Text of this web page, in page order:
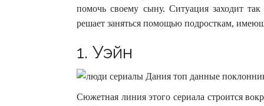
помочь своему сыну. Ситуация заходит
решает заняться помощью подросткам,
1. Уэйн
Сюжетная линия этого сериала строится